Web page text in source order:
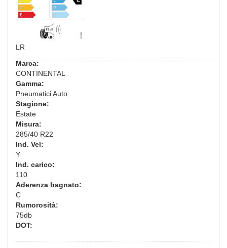
LR
Marca:
CONTINENTAL
Gamma:
Pneumatici Auto
Stagione:
Estate
Misura:
285/40 R22
Ind. Vel:
Y
Ind. carico:
110
Aderenza bagnato:
C
Rumorosità:
75db
DOT: